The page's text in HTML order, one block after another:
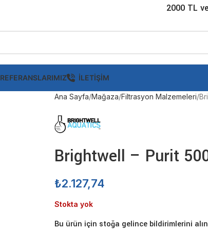
2000 TL
REFERANSLARIMIZ İLETIŞIM
Ana Sayfa Mağaza Filtrasyon Malzemeleri
Brightwell – Purit
₺2.127,74
Stokta yok
Bu ürün için stoğa gelince bildirimlerini